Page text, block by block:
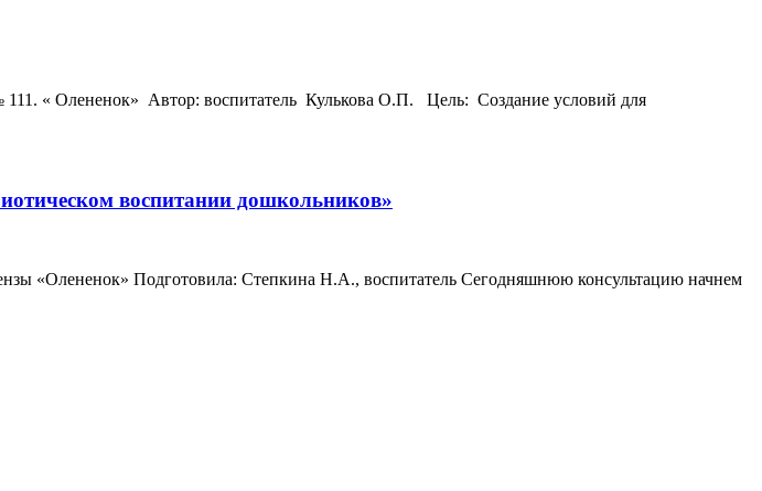
« Олененок» Автор: воспитатель Кулькова О.П. Цель: Создание условий для
воспитании дошкольников»
«Олененок» Подготовила: Степкина Н.А., воспитатель Сегодняшнюю консультацию начнем